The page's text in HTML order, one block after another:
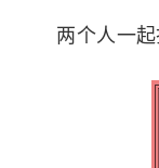
两个人一